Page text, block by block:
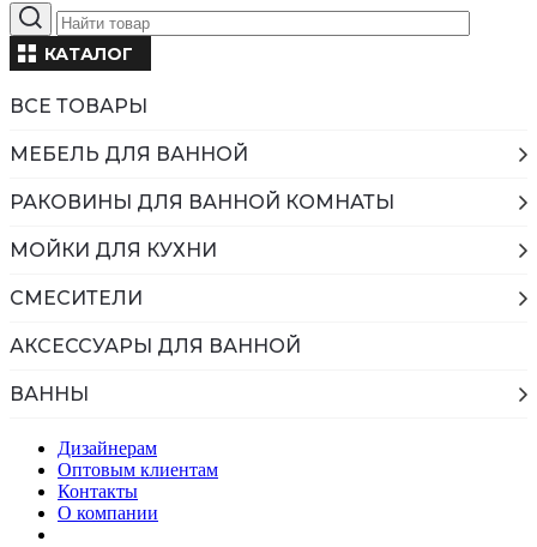
КАТАЛОГ
ВСЕ ТОВАРЫ
МЕБЕЛЬ ДЛЯ ВАННОЙ
РАКОВИНЫ ДЛЯ ВАННОЙ КОМНАТЫ
МОЙКИ ДЛЯ КУХНИ
СМЕСИТЕЛИ
АКСЕССУАРЫ ДЛЯ ВАННОЙ
ВАННЫ
Дизайнерам
Оптовым клиентам
Контакты
О компании